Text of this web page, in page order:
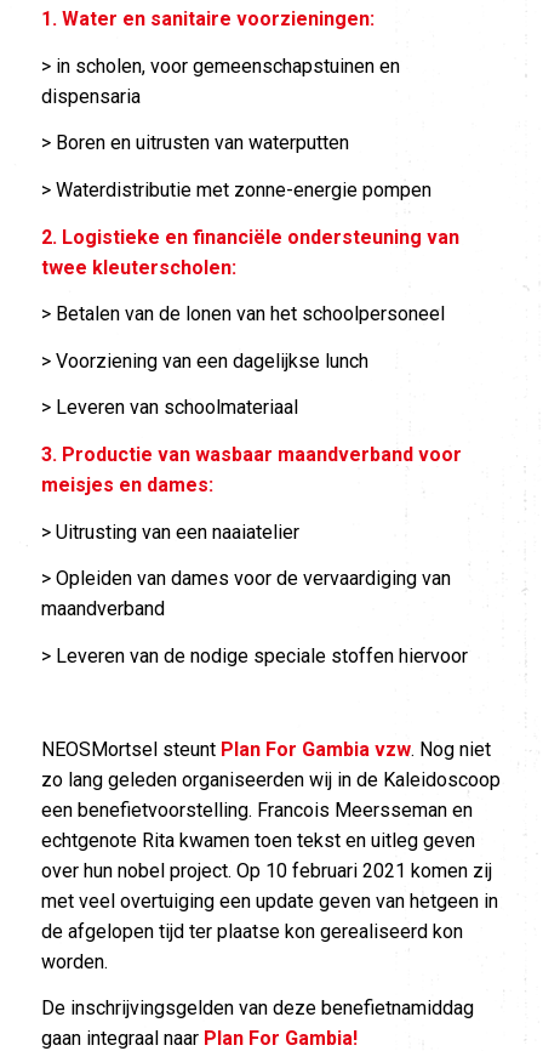
1. Water en sanitaire voorzieningen:
> in scholen, voor gemeenschapstuinen en
dispensaria
> Boren en uitrusten van waterputten
> Waterdistributie met zonne-energie pompen
2. Logistieke en financiële ondersteuning van
twee kleuterscholen:
> Betalen van de lonen van het schoolpersoneel
> Voorziening van een dagelijkse lunch
> Leveren van schoolmateriaal
3. Productie van wasbaar maandverband voor
meisjes en dames:
> Uitrusting van een naaiatelier
> Opleiden van dames voor de vervaardiging van
maandverband
> Leveren van de nodige speciale stoffen hiervoor
NEOSMortsel steunt Plan For Gambia vzw. Nog niet
zo lang geleden organiseerden wij in de Kaleidoscoop
een benefietvoorstelling. Francois Meersseman en
echtgenote Rita kwamen toen tekst en uitleg geven
over hun nobel project. Op 10 februari 2021 komen zij
met veel overtuiging een update geven van hetgeen in
de afgelopen tijd ter plaatse kon gerealiseerd kon
worden.
De inschrijvingsgelden van deze benefietnamiddag
gaan integraal naar Plan For Gambia!